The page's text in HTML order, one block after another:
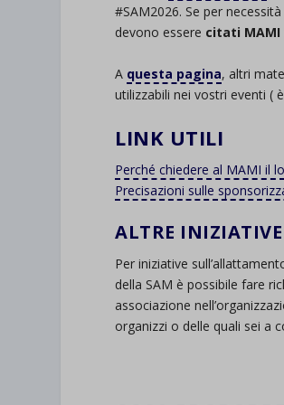
#SAM2026. Se per
devono essere citati
A questa pagina, altri
utilizzabili nei vostri eventi (
LINK UTILI
Perché chiedere al MAMI il
Precisazioni sulle
ALTRE INIZIATIVE
Per iniziative
della SAM è possibile fare
associazione
organizzi o delle quali sei a